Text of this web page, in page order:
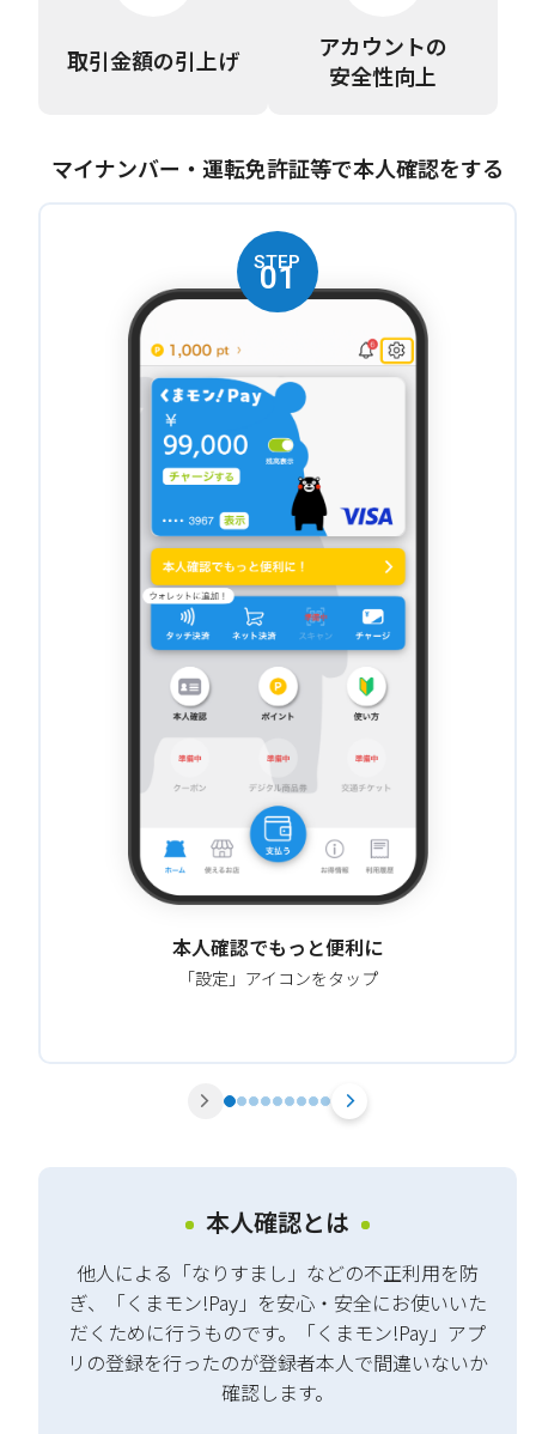
取引金額の引上げ
アカウントの
安全性向上
マイナンバー・運転免許証等で本人確認をする
STEP
01
本人確認でもっと便利に
「設定」アイコンをタップ
本人確認とは
他人による「なりすまし」などの不正利用を防
ぎ、「くまモン!Pay」を安心・安全にお使いいた
だくために行うものです。「くまモン!Pay」アプ
リの登録を行ったのが登録者本人で間違いないか
確認します。